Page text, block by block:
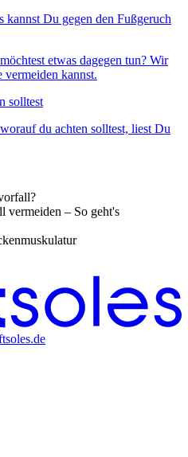
kannst Du gegen den Fußgeruch
etwas dagegen tun? Wir
kannst.
solltest
du achten solltest, liest Du
vermeiden – So geht's